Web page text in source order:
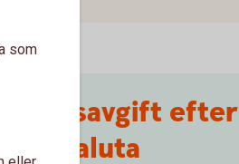
efter
valuta
som